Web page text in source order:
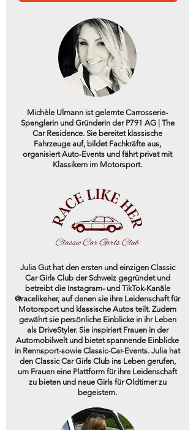
Michèle Ulmann ist gelernte Carrosserie-
Spenglerin und Gründerin der P791 AG | The
Car Residence. Sie bereitet klassische
Fahrzeuge auf, bildet Fachkräfte aus,
organisiert Auto-Events und fährt privat mit
Klassikern im Motorsport.
Julia Gut hat den ersten und einzigen Classic
Car Girls Club der Schweiz gegründet und
betreibt die Instagram- und TikTok-Kanäle
@racelikeher, auf denen sie ihre Leidenschaft für
Motorsport und klassische Autos teilt. Zudem
gewährt sie persönliche Einblicke in ihr Leben
als DriveStyler. Sie inspiriert Frauen in der
Automobilwelt und bietet spannende Einblicke
in Rennsport-sowie Classic-Car-Events. Julia hat
den Classic Car Girls Club ins Leben gerufen,
um Frauen eine Plattform für ihre Leidenschaft
zu bieten und neue Girls für Oldtimer zu
begeistern.